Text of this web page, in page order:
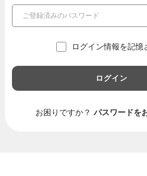
ログイン情報を記憶
ログイン
お困りですか？ パスワードを